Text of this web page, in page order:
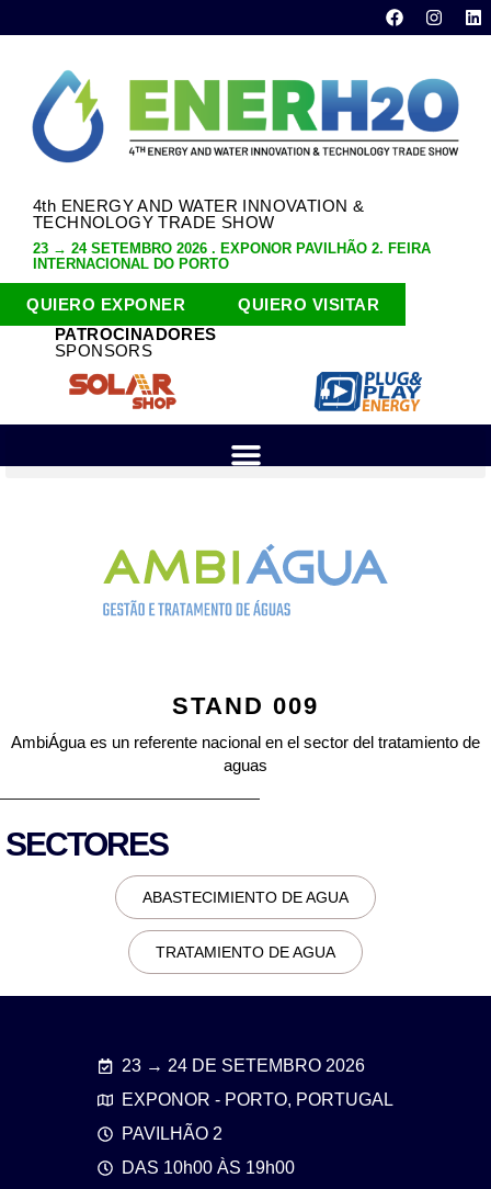
4th ENERGY AND WATER INNOVATION &
TECHNOLOGY TRADE SHOW
23 → 24 SETEMBRO 2026 . EXPONOR PAVILHÃO 2. FEIRA
INTERNACIONAL DO PORTO
QUIERO EXPONER
QUIERO VISITAR
PATROCINADORES
SPONSORS
STAND 009
AmbiÁgua es un referente nacional en el sector del tratamiento de
aguas
SECTORES
ABASTECIMIENTO DE AGUA
TRATAMIENTO DE AGUA
23 → 24 DE SETEMBRO 2026
EXPONOR - PORTO, PORTUGAL
PAVILHÃO 2
DAS 10h00 ÀS 19h00